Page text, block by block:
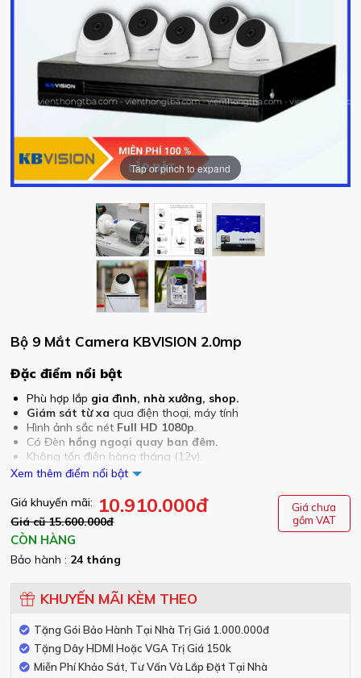
Tap or pinch to expand
Bộ 9 Mắt Camera KBVISION 2.0mp
Đặc điểm nổi bật
Phù hợp lắp gia đình, nhà xưởng, shop.
Giám sát từ xa qua điện thoại, máy tính
Hình ảnh sắc nét Full HD 1080p.
Có Đèn hồng ngoại quay ban đêm.
Không tốn điện hàng tháng (12v).
Độ bền cao lên đến 10 năm.
Bảo hành tận nhà24 tháng
Xem thêm điểm nổi bật
Giá khuyến mãi: 10.910.000đ
Giá cũ15.600.000đ
Giá chưa
gồm VAT
CÒN HÀNG
Bảo hành : 24 tháng
KHUYẾN MÃI KÈM THEO
Tặng Gói Bảo Hành Tại Nhà Trị Giá 1.000.000đ
Tặng Dây HDMI Hoặc VGA Trị Giá 150k
Miễn Phí Khảo Sát, Tư Vấn Và Lắp Đặt Tại Nhà